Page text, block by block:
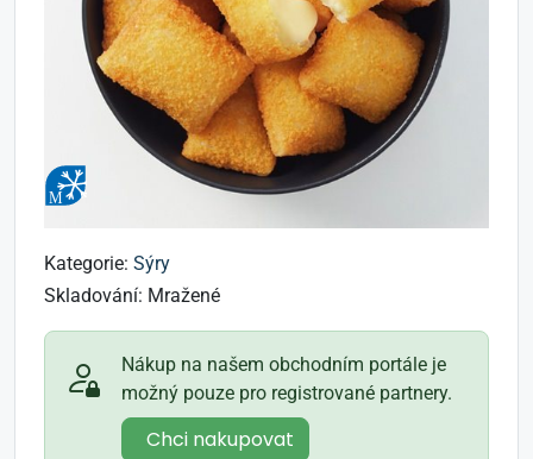
Kategorie: Sýry
Skladování: Mražené
Nákup na našem obchodním portále je
možný pouze pro registrované partnery.
Chci nakupovat